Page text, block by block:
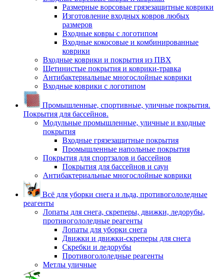
Размерные ворсовые грязезащитные коврики
Изготовление входных ковров любых
размеров
Входные ковры с логотипом
Входные кокосовые и комбинированные
коврики
Входные коврики и покрытия из ПВХ
Щетинистые покрытия и коврики-травка
Антибактериальные многослойные коврики
Входные коврики с логотипом
Промышленные, спортивные, уличные покрытия.
Покрытия для бассейнов.
Модульные промышленные, уличные и входные
покрытия
Входные грязезащитные покрытия
Промышленные напольные покрытия
Покрытия для спортзалов и бассейнов
Покрытия для бассейнов и саун
Антибактериальные многослойные коврики
Всё для уборки снега и льда, противогололедные
реагенты
Лопаты для снега, скреперы, движки, ледорубы,
противогололедные реагенты
Лопаты для уборки снега
Движки и движки-скреперы для снега
Скребки и ледорубы
Противогололедные реагенты
Метлы уличные